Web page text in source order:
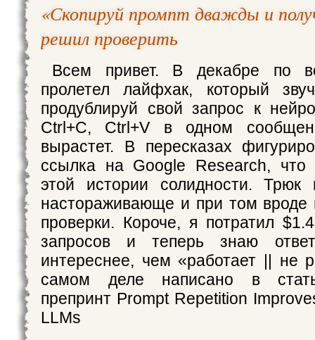
«Скопируй промпт дважды и
решил проверить
Всем привет. В декабре по
пролетел лайфхак, который
продублируй свой запрос к
Ctrl+C, Ctrl+V в одном
вырастет. В пересказах
ссылка на Google Research, что
этой истории солидности. Трюк
настораживающе и при том
проверки. Короче, я потратил
запросов и теперь знаю
интереснее, чем «работает || не
самом деле написано в
препринт Prompt Repetition
LLMs